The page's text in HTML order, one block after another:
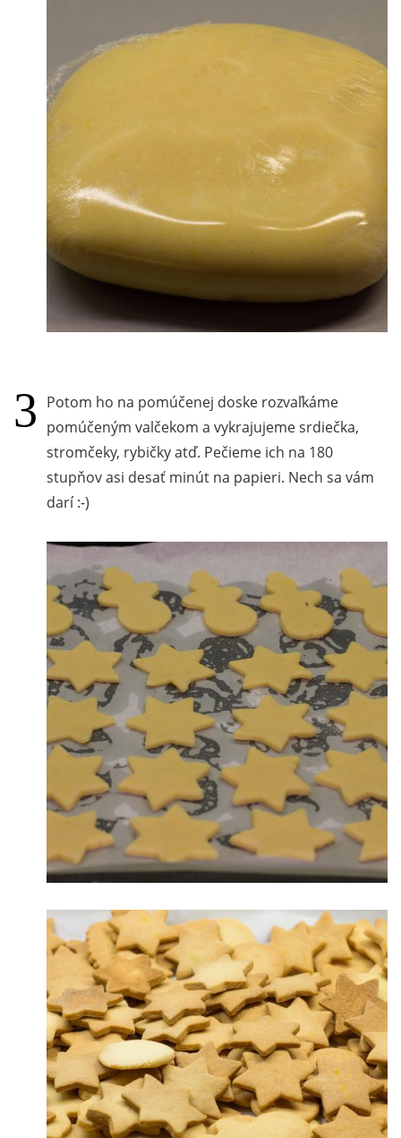
Potom ho na pomúčenej doske rozvaľkáme
pomúčeným valčekom a vykrajujeme srdiečka,
stromčeky, rybičky atď. Pečieme ich na 180
stupňov asi desať minút na papieri. Nech sa vám
darí :-)